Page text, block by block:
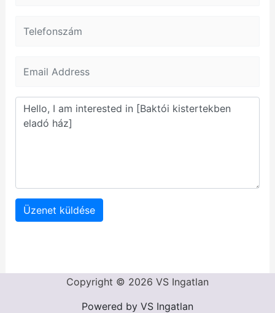
Üzenet küldése
Copyright © 2026 VS Ingatlan
Powered by VS Ingatlan